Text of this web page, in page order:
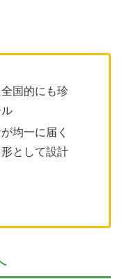
国的にも珍
均一に届く
として設計